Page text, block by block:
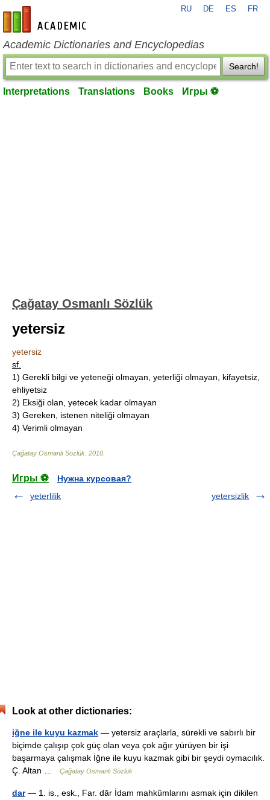
en-academic.com
RU DE ES FR
Academic Dictionaries and Encyclopedias
Search!
Interpretations Translations Books Игры ⚽
Çağatay Osmanlı Sözlük
yetersiz
yetersiz
sf.
1) Gerekli bilgi ve yeteneği olmayan, yeterliği olmayan, kifayetsiz,
ehliyetsiz
2) Eksiği olan, yetecek kadar olmayan
3) Gereken, istenen niteliği olmayan
4) Verimli olmayan
Çağatay Osmanlı Sözlük 2010
Игры ⚽
Нужна курсовая?
yeterlilik
yetersizlik
Look at other dictionaries:
iğne ile kuyu kazmak — yetersiz araçlarla, sürekli ve sabırlı bir
biçimde çalışıp çok güç olan veya çok ağır yürüyen bir işi
başarmaya çalışmak İğne ile kuyu kazmak gibi bir şeydi oymacılık.
Ç. Altan …
Çağatay Osmanlı Sözlük
dar— 1. is., esk., Far. dār İdam mahkûmlarını asmak için dikilen